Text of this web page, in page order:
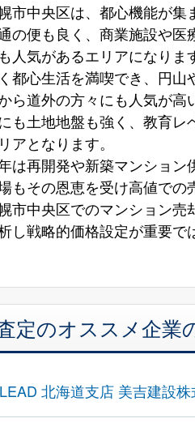
市中央区は、都心機能が集
の便も良く、商業施設や医
人気があるエリアになり
都心生活を満喫でき、円山
ら道外の方々にも人気が高
も土地地盤も強く、教育
アとなります。
は再開発や新築マンショ
もその恩恵を受け高値での
市中央区でのマンション売
し戦略的価格設定が重要で
定のオススメ企業
北海道支店 美吉建設株